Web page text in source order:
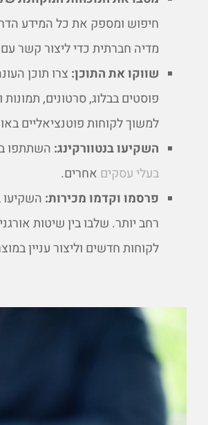
חיפוש ומספק את כל המידע
מדיה חברתית כדי ליצור קשר
שווקו את התוכן: צרו תוכן
פוסטים בבלוג, סרטונים,
למשוך לקוחות פוטנציאליים
השקיעו בנטוורקינג: השתתפו
בעלי עסקים אחרים.
פרסמו וקדמו מכירות: השקיעו
רחב יותר. שלבו בין שיטות
לקוחות חדשים וליצור עניין